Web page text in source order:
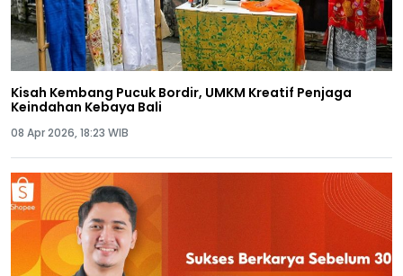
Kisah Kembang Pucuk Bordir, UMKM Kreatif Penjaga
Keindahan Kebaya Bali
08 Apr 2026, 18:23 WIB